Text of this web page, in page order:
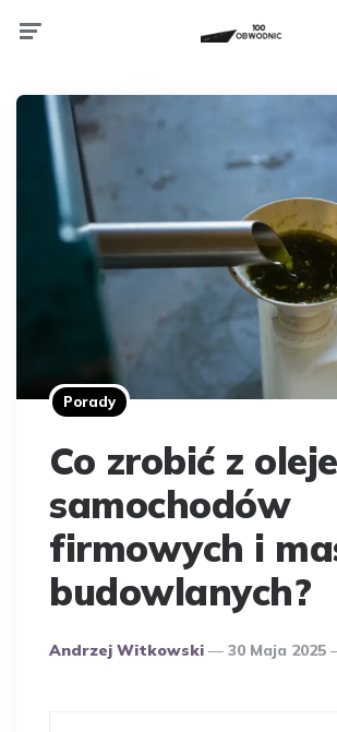
Porady
Co zrobić z
samochodów
firmowych i
budowlanych?
Opublikowany
Andrzej Witkowski 30 Maja 2025